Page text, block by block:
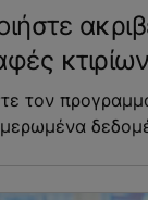
κτιρίων
τον